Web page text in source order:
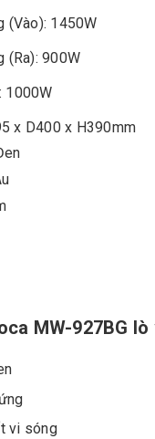
(Vào): 1450W
(Ra): 900W
1000W
x D400 x H390mm
MW-927BG
vi sóng